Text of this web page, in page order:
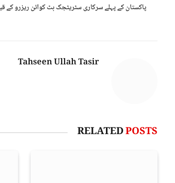
پاکستان کے پہلے سرکاری سٹریٹجک بٹ کوائن ریزرو کے
Tahseen Ullah Tasir
RELATEDPOSTS